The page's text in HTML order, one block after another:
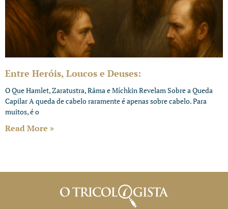
Entre Heróis, Loucos e Deuses:
O Que Hamlet, Zaratustra, Rāma e Míchkin Revelam Sobre a Queda
Capilar A queda de cabelo raramente é apenas sobre cabelo. Para
muitos, é o
Read More »